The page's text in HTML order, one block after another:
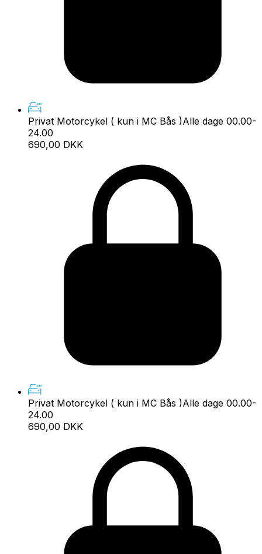
Privat Motorcykel ( kun i MC Bås )Alle dage 00.00-
24.00
690,00 DKK
Privat Motorcykel ( kun i MC Bås )Alle dage 00.00-
24.00
690,00 DKK